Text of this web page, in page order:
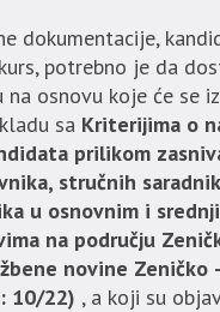
dokumentacije,
potrebno je da
na osnovu koje će se
sa Kriterijima o
prilikom
stručnih
u osnovnim i
na području
novine Zeničko
10/22) , a koji su